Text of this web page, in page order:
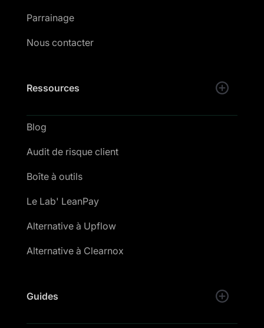
Parrainage
Nous contacter
Ressources
Blog
Audit de risque client
Boîte à outils
Le Lab' LeanPay
Alternative à Upflow
Alternative à Clearnox
Guides